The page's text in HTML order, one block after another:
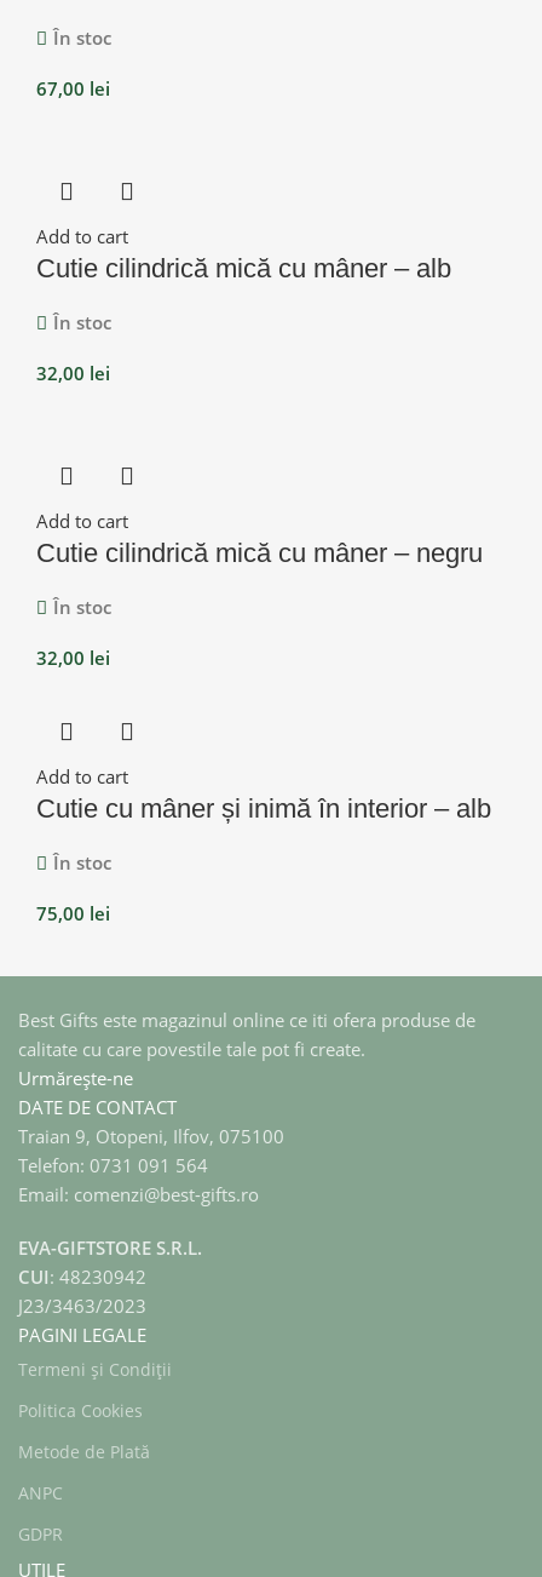
În stoc
67,00 lei
Add to cart
Cutie cilindrică mică cu mâner – alb
În stoc
32,00 lei
Add to cart
Cutie cilindrică mică cu mâner – negru
În stoc
32,00 lei
Add to cart
Cutie cu mâner și inimă în interior – alb
În stoc
75,00 lei
Best Gifts este magazinul online ce iti ofera produse de
calitate cu care povestile tale pot fi create.
Urmărește-ne
DATE DE CONTACT
Traian 9, Otopeni, Ilfov, 075100
Telefon: 0731 091 564
Email: comenzi@best-gifts.ro
EVA-GIFTSTORE S.R.L.
CUI: 48230942
J23/3463/2023
PAGINI LEGALE
Termeni și Condiții
Politica Cookies
Metode de Plată
ANPC
GDPR
UTILE